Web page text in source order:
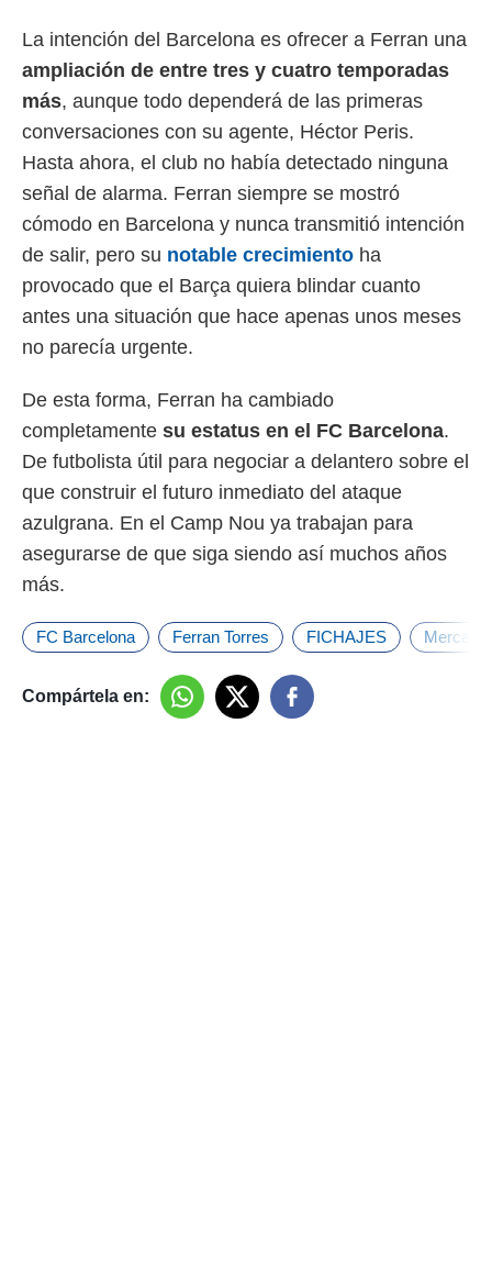
La intención del Barcelona es ofrecer a Ferran una
ampliación de entre tres y cuatro temporadas
más, aunque todo dependerá de las primeras
conversaciones con su agente, Héctor Peris.
Hasta ahora, el club no había detectado ninguna
señal de alarma. Ferran siempre se mostró
cómodo en Barcelona y nunca transmitió intención
de salir, pero su notable crecimiento ha
provocado que el Barça quiera blindar cuanto
antes una situación que hace apenas unos meses
no parecía urgente.
De esta forma, Ferran ha cambiado
completamente su estatus en el FC Barcelona.
De futbolista útil para negociar a delantero sobre el
que construir el futuro inmediato del ataque
azulgrana. En el Camp Nou ya trabajan para
asegurarse de que siga siendo así muchos años
más.
FC Barcelona Ferran Torres FICHAJES Mercado
Compártela en: